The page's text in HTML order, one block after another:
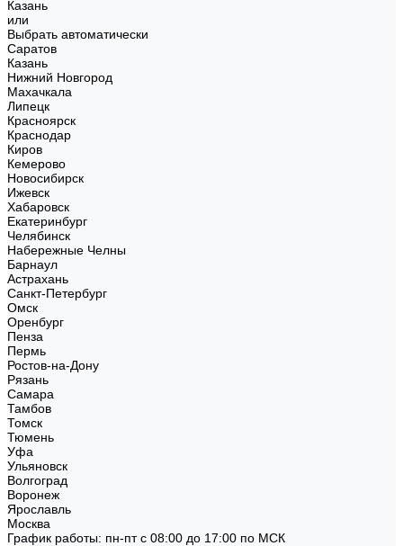
Казань
или
Выбрать автоматически
Саратов
Казань
Нижний Новгород
Махачкала
Липецк
Красноярск
Краснодар
Киров
Кемерово
Новосибирск
Ижевск
Хабаровск
Екатеринбург
Челябинск
Набережные Челны
Барнаул
Астрахань
Санкт-Петербург
Омск
Оренбург
Пенза
Пермь
Ростов-на-Дону
Рязань
Самара
Тамбов
Томск
Тюмень
Уфа
Ульяновск
Волгоград
Воронеж
Ярославль
Москва
График работы: пн-пт с 08:00 до 17:00 по МСК